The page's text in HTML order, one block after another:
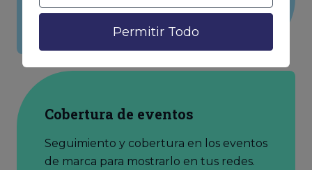
Permitir Todo
Cobertura de eventos
Seguimiento y cobertura en los eventos
de marca para mostrarlo en tus redes.